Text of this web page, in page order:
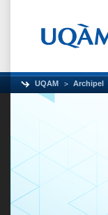
UQAM Archipel